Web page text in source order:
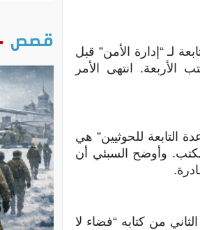
لـ “إدارة الأمن” قبل
انتهى الأمر
التابعة للحوثيين” هي
وأوضح السبئي أن
من كتابه “فضاء لا
قصص